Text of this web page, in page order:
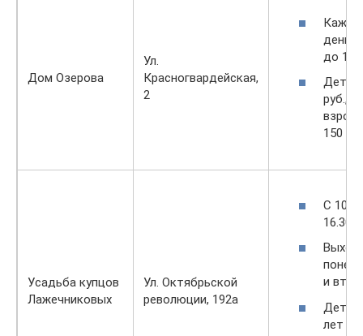
Дом Озерова
Ул.
Красногвардейская,
2
день с
до
Дети
руб.,
150
Усадьба купцов
Лажечниковых
Ул. Октябрьской
революции, 192a
С
16.30.
и
Дети
лет —